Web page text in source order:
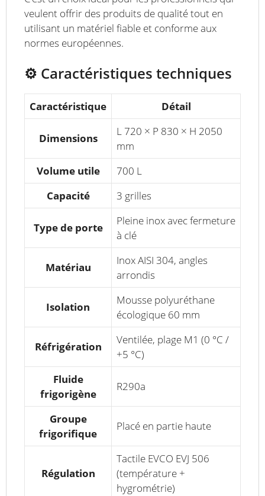
veulent offrir des produits de qualité tout en
utilisant un matériel fiable et conforme aux
normes européennes.
⚙️ Caractéristiques techniques
Caractéristique Détail
Dimensions
L 720 × P 830 × H 2050
mm
Volume utile
700 L
Capacité
3 grilles
Type de porte
Pleine inox avec fermeture
à clé
Matériau
Inox AISI 304, angles
arrondis
Isolation
Mousse polyuréthane
écologique 60 mm
Réfrigération
Ventilée, plage M1 (0 °C /
+5 °C)
Fluide
frigorigène
R290a
Groupe
frigorifique
Placé en partie haute
Régulation
Tactile EVCO EVJ 506
(température +
hygrométrie)